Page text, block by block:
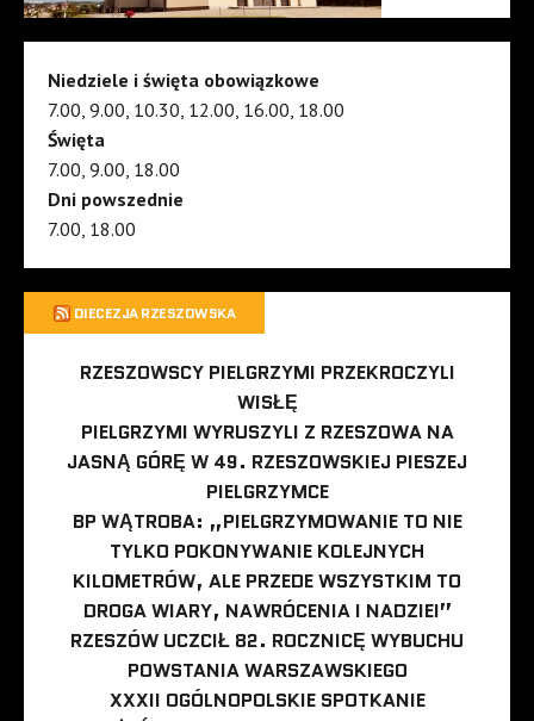
Niedziele i święta obowiązkowe
7.00, 9.00, 10.30, 12.00, 16.00, 18.00
Święta
7.00, 9.00, 18.00
Dni powszednie
7.00, 18.00
DIECEZJA RZESZOWSKA
RZESZOWSCY PIELGRZYMI PRZEKROCZYLI
WISŁĘ
PIELGRZYMI WYRUSZYLI Z RZESZOWA NA
JASNĄ GÓRĘ W 49. RZESZOWSKIEJ PIESZEJ
PIELGRZYMCE
BP WĄTROBA: „PIELGRZYMOWANIE TO NIE
TYLKO POKONYWANIE KOLEJNYCH
KILOMETRÓW, ALE PRZEDE WSZYSTKIM TO
DROGA WIARY, NAWRÓCENIA I NADZIEI”
RZESZÓW UCZCIŁ 82. ROCZNICĘ WYBUCHU
POWSTANIA WARSZAWSKIEGO
XXXII OGÓLNOPOLSKIE SPOTKANIE